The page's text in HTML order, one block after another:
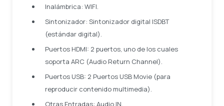
Inalámbrica: WIFI.
Sintonizador: Sintonizador digital ISDBT
(estándar digital).
Puertos HDMI: 2 puertos, uno de los cuales
soporta ARC (Audio Return Channel).
Puertos USB: 2 Puertos USB Movie (para
reproducir contenido multimedia).
Otras Entradas: Audio IN.